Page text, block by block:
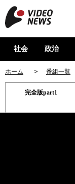
社会 政治
ホーム 番組一覧
完全版part1